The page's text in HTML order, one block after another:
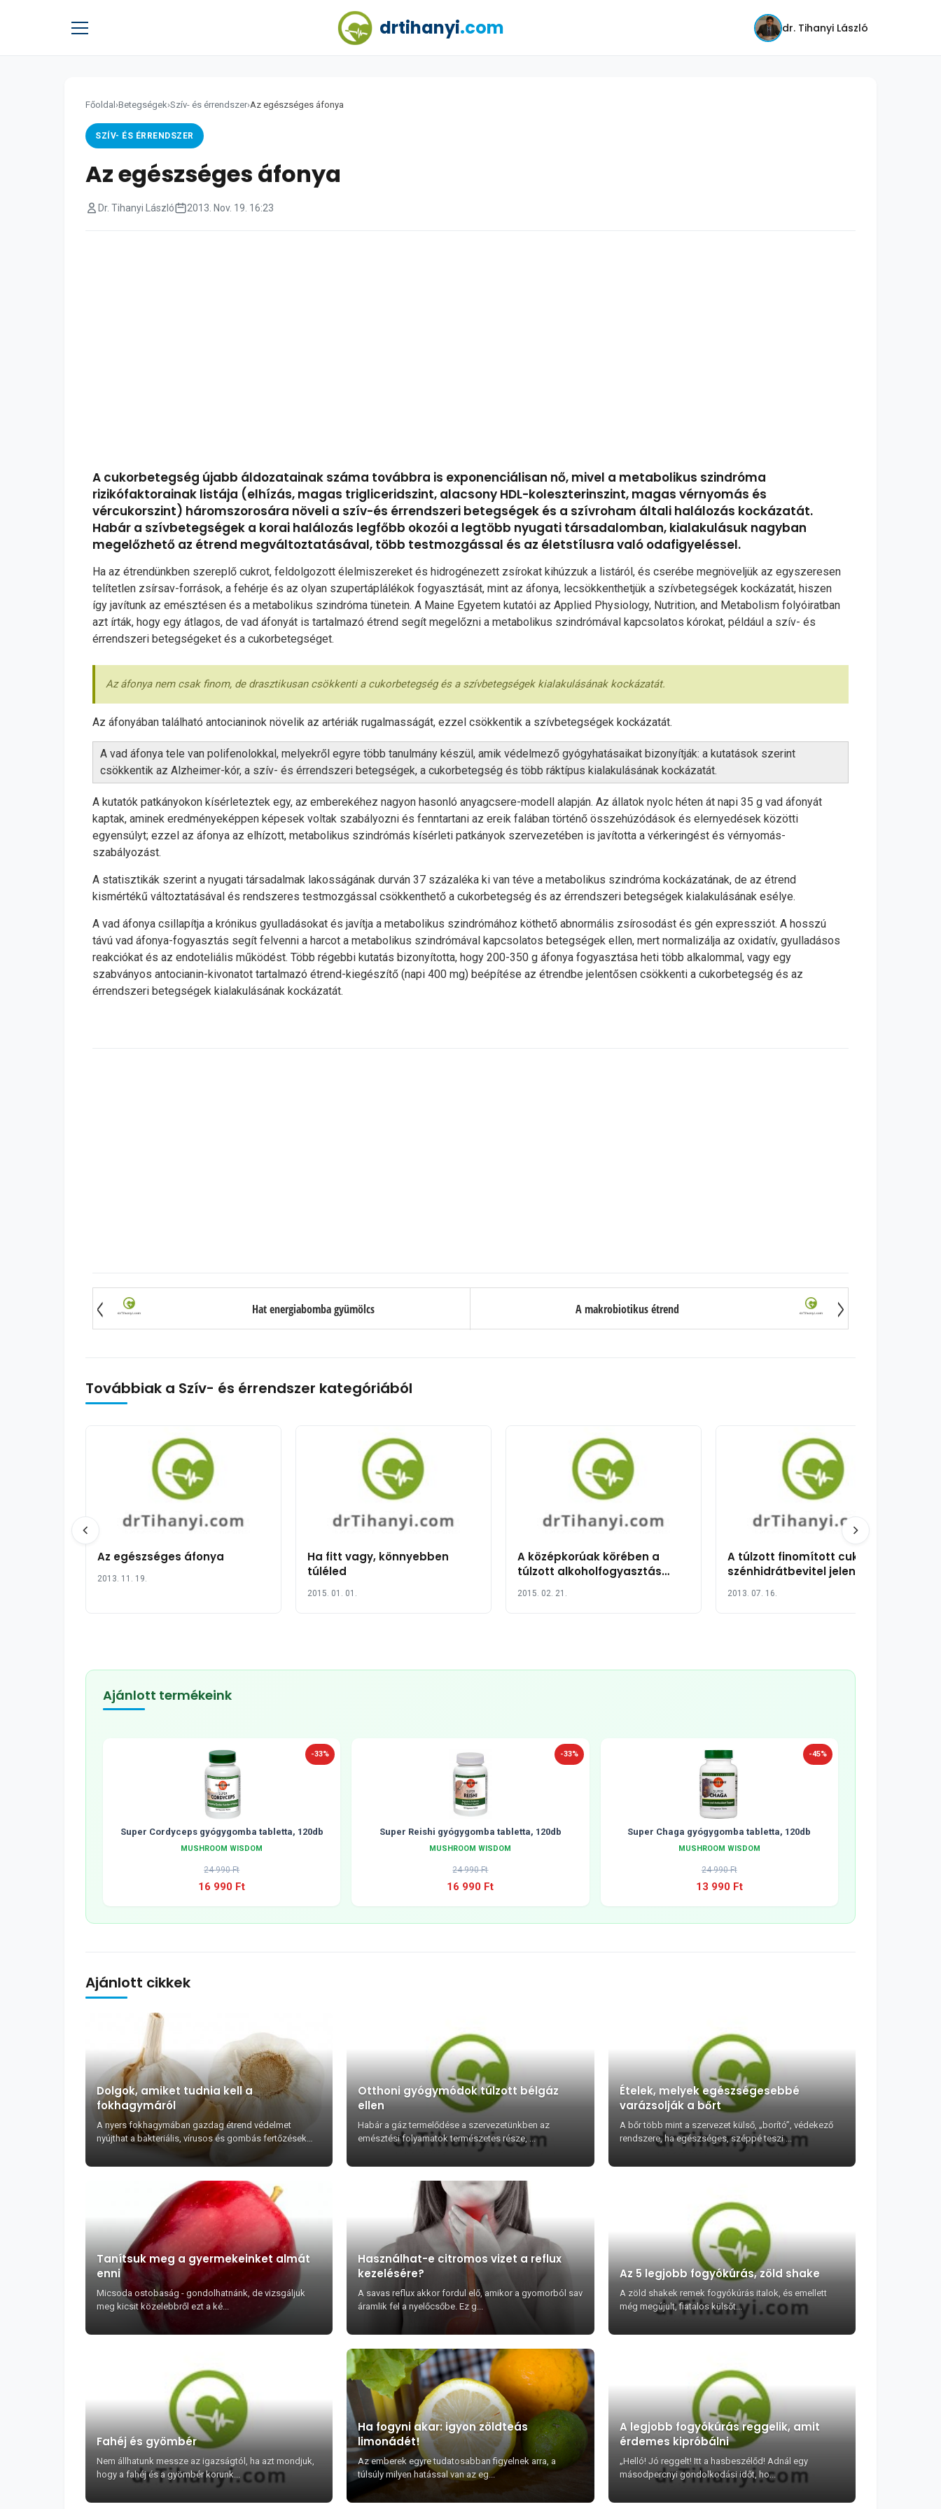
drtihanyi.com dr. Tihanyi László
Főoldal ›Betegségek›Szív- és érrendszer›Az egészséges áfonya
SZÍV- ÉS ÉRRENDSZER
Az egészséges áfonya
Dr. Tihanyi László 2013. Nov. 19. 16:23
A cukorbetegség újabb áldozatainak száma továbbra is exponenciálisan nő, mivel a metabolikus szindróma
rizikófaktorainak listája (elhízás, magas trigliceridszint, alacsony HDL-koleszterinszint, magas vérnyomás és
vércukorszint) háromszorosára növeli a szív-és érrendszeri betegségek és a szívroham általi halálozás kockázatát.
Habár a szívbetegségek a korai halálozás legfőbb okozói a legtöbb nyugati társadalomban, kialakulásuk nagyban
megelőzhető az étrend megváltoztatásával, több testmozgással és az életstílusra való odafigyeléssel.
Ha az étrendünkben szereplő cukrot, feldolgozott élelmiszereket és hidrogénezett zsírokat kihúzzuk a listáról, és cserébe megnöveljük az egyszeresen
telítetlen zsírsav-források, a fehérje és az olyan szupertáplálékok fogyasztását, mint az áfonya, lecsökkenthetjük a szívbetegségek kockázatát, hiszen
így javítunk az emésztésen és a metabolikus szindróma tünetein. A Maine Egyetem kutatói az Applied Physiology, Nutrition, and Metabolism folyóiratban
azt írták, hogy egy átlagos, de vad áfonyát is tartalmazó étrend segít megelőzni a metabolikus szindrómával kapcsolatos kórokat, például a szív- és
érrendszeri betegségeket és a cukorbetegséget.
Az áfonya nem csak finom, de drasztikusan csökkenti a cukorbetegség és a szívbetegségek kialakulásának kockázatát.
Az áfonyában található antocianinok növelik az artériák rugalmasságát, ezzel csökkentik a szívbetegségek kockázatát.
A vad áfonya tele van polifenolokkal, melyekről egyre több tanulmány készül, amik védelmező gyógyhatásaikat bizonyítják: a kutatások szerint
csökkentik az Alzheimer-kór, a szív- és érrendszeri betegségek, a cukorbetegség és több ráktípus kialakulásának kockázatát.
A kutatók patkányokon kísérleteztek egy, az emberekéhez nagyon hasonló anyagcsere-modell alapján. Az állatok nyolc héten át napi 35 g vad áfonyát
kaptak, aminek eredményeképpen képesek voltak szabályozni és fenntartani az ereik falában történő összehúzódások és elernyedések közötti
egyensúlyt; ezzel az áfonya az elhízott, metabolikus szindrómás kísérleti patkányok szervezetében is javította a vérkeringést és vérnyomás-
szabályozást.
A statisztikák szerint a nyugati társadalmak lakosságának durván 37 százaléka ki van téve a metabolikus szindróma kockázatának, de az étrend
kismértékű változtatásával és rendszeres testmozgással csökkenthető a cukorbetegség és az érrendszeri betegségek kialakulásának esélye.
A vad áfonya csillapítja a krónikus gyulladásokat és javítja a metabolikus szindrómához köthető abnormális zsírosodást és gén expressziót. A hosszú
távú vad áfonya-fogyasztás segít felvenni a harcot a metabolikus szindrómával kapcsolatos betegségek ellen, mert normalizálja az oxidatív, gyulladásos
reakciókat és az endoteliális működést. Több régebbi kutatás bizonyította, hogy 200-350 g áfonya fogyasztása heti több alkalommal, vagy egy
szabványos antocianin-kivonatot tartalmazó étrend-kiegészítő (napi 400 mg) beépítése az étrendbe jelentősen csökkenti a cukorbetegség és az
érrendszeri betegségek kialakulásának kockázatát.
Hat energiabomba gyümölcs A makrobiotikus étrend
Továbbiak a Szív- és érrendszer kategóriából
Az egészséges áfonya
2013. 11. 19.
Ha fitt vagy, könnyebben
túléled
2015. 01. 01.
A középkorúak körében a
túlzott alkoholfogyasztás
2015. 02. 21.
A túlzott finomított cukor- és
szénhidrátbevitel jelentősen
kockázatát?
2013. 07. 16.
Ajánlott termékeink
-33%
Super Cordyceps gyógygomba tabletta, 120db
MUSHROOM WISDOM
24 990 Ft
16 990 Ft
-33%
Super Reishi gyógygomba tabletta, 120db
MUSHROOM WISDOM
24 990 Ft
16 990 Ft
-45%
Super Chaga gyógygomba tabletta, 120db
MUSHROOM WISDOM
24 990 Ft
13 990 Ft
Ajánlott cikkek
Dolgok, amiket tudnia kell a
fokhagymáról
A nyers fokhagymában gazdag étrend védelmet
nyújthat a bakteriális, vírusos és gombás fertőzések
Otthoni gyógymódok túlzott bélgáz
ellen
Habár a gáz termelődése a szervezetünkben az
emésztési folyamatok természetes része, ...
Ételek, melyek egészségesebbé
varázsolják a bőrt
A bőr több mint a szervezet külső, „borító”, védekező
rendszere, ha egészséges, széppé teszi ...
Tanítsuk meg a gyermekeinket almát
enni
Micsoda ostobaság - gondolhatnánk, de vizsgáljuk
meg kicsit közelebbről ezt a ké...
Használhat-e citromos vizet a reflux
kezelésére?
A savas reflux akkor fordul elő, amikor a gyomorból sav
áramlik fel a nyelőcsőbe. Ez g...
Az 5 legjobb fogyókúrás, zöld shake
A zöld shakek remek fogyókúrás italok, és emellett
még megújult, fiatalos külsőt...
Fahéj és gyömbér
Nem állhatunk messze az igazságtól, ha azt mondjuk,
hogy a fahéj és a gyömbér korunk...
Ha fogyni akar: igyon zöldteás
limonádét!
Az emberek egyre tudatosabban figyelnek arra, a
túlsúly milyen hatással van az eg...
A legjobb fogyókúrás reggelik, amit
érdemes kipróbálni
„Helló! Jó reggelt! Itt a hasbeszélőd! Adnál egy
másodpercnyi gondolkodási időt, ho...